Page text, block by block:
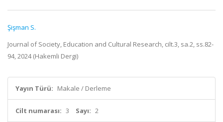
Şişman S.
Journal of Society, Education and Cultural Research, cilt.3, sa.2, ss.82-
94, 2024 (Hakemli Dergi)
Yayın Türü: Makale / Derleme
Cilt numarası: 3 Sayı: 2